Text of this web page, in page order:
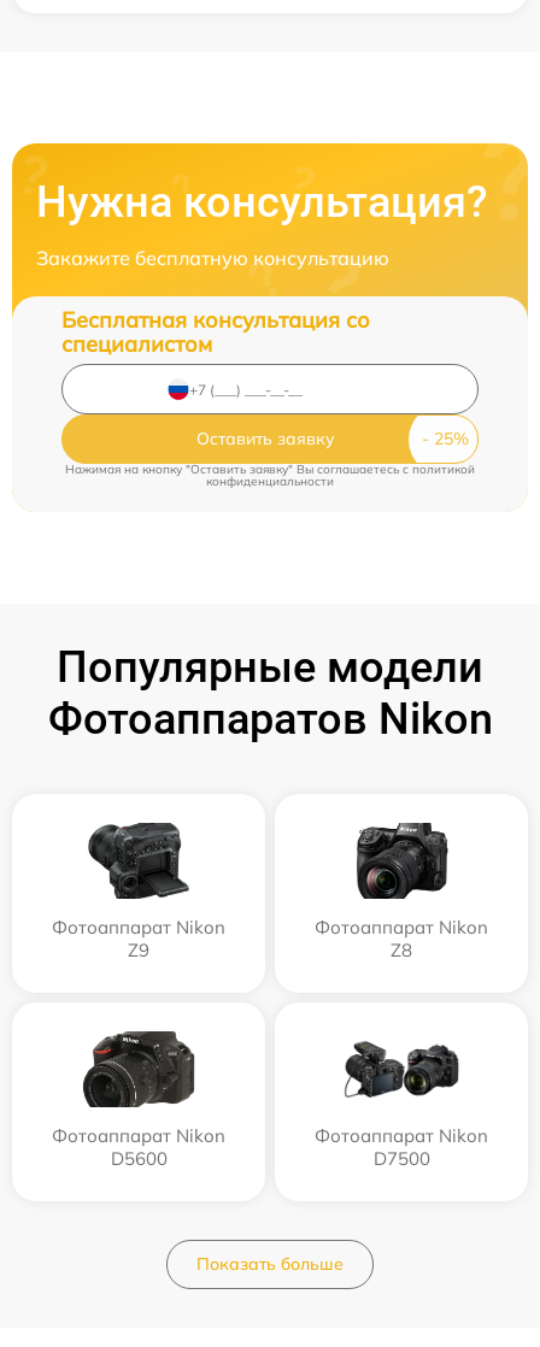
Нужна консультация?
Закажите бесплатную консультацию
Бесплатная консультация со
специалистом
Оставить заявку
Нажимая на кнопку "Оставить заявку" Вы соглашаетесь c политикой
конфиденциальности
Популярные модели
Фотоаппаратов Nikon
Фотоаппарат Nikon
Z9
Фотоаппарат Nikon
Z8
Фотоаппарат Nikon
D5600
Фотоаппарат Nikon
D7500
Показать больше